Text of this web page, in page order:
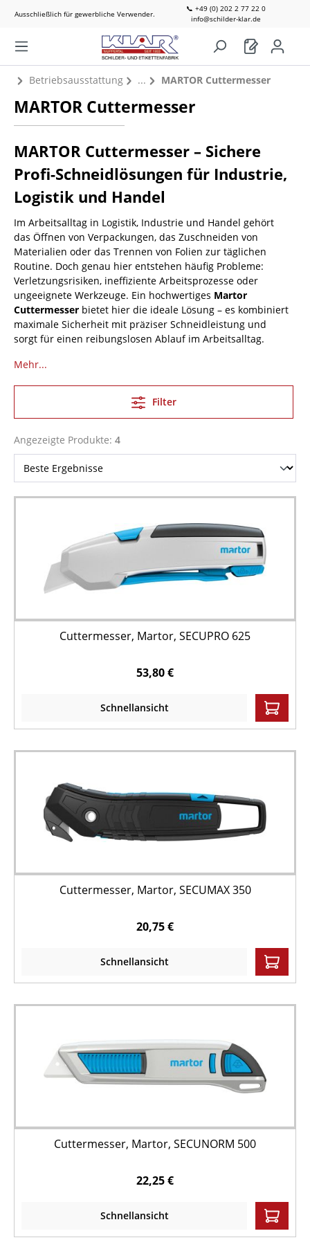
Ausschließlich für gewerbliche Verwender.
📞 +49 (0) 202 2 77 22 0
info@schilder-klar.de
Betriebsausstattung MARTOR Cuttermesser
MARTOR Cuttermesser
MARTOR Cuttermesser – Sichere
Profi-Schneidlösungen für Industrie,
Logistik und Handel
Im Arbeitsalltag in Logistik, Industrie und Handel gehört
das Öffnen von Verpackungen, das Zuschneiden von
Materialien oder das Trennen von Folien zur täglichen
Routine. Doch genau hier entstehen häufig Probleme:
Verletzungsrisiken, ineffiziente Arbeitsprozesse oder
ungeeignete Werkzeuge. Ein hochwertiges Martor
Cuttermesser bietet hier die ideale Lösung – es kombiniert
maximale Sicherheit mit präziser Schneidleistung und
sorgt für einen reibungslosen Ablauf im Arbeitsalltag.
Mehr...
Filter
Angezeigte Produkte: 4
Cuttermesser, Martor, SECUPRO 625
53,80 €
Schnellansicht
Cuttermesser, Martor, SECUMAX 350
20,75 €
Schnellansicht
Cuttermesser, Martor, SECUNORM 500
22,25 €
Schnellansicht